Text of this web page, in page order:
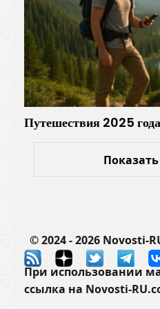
Путешествия 2025
© 2024 - 2026 Novosti-
При использовании
ссылка на Novosti-